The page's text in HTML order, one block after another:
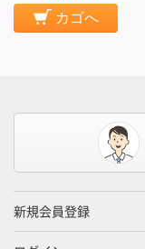
カゴへ
新規会員登録